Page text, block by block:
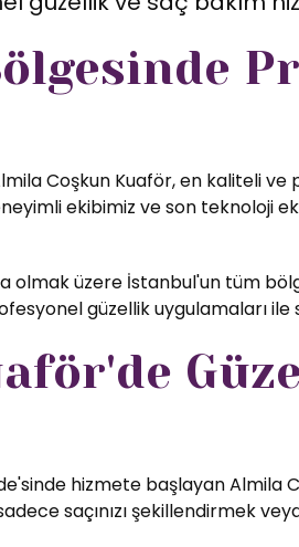
Coşkun Kuaför, en kaliteli
ekibimiz ve son teknoloji
olmak üzere İstanbul'un tüm
güzellik uygulamaları
hizmete başlayan Almila
saçınızı şekillendirmek